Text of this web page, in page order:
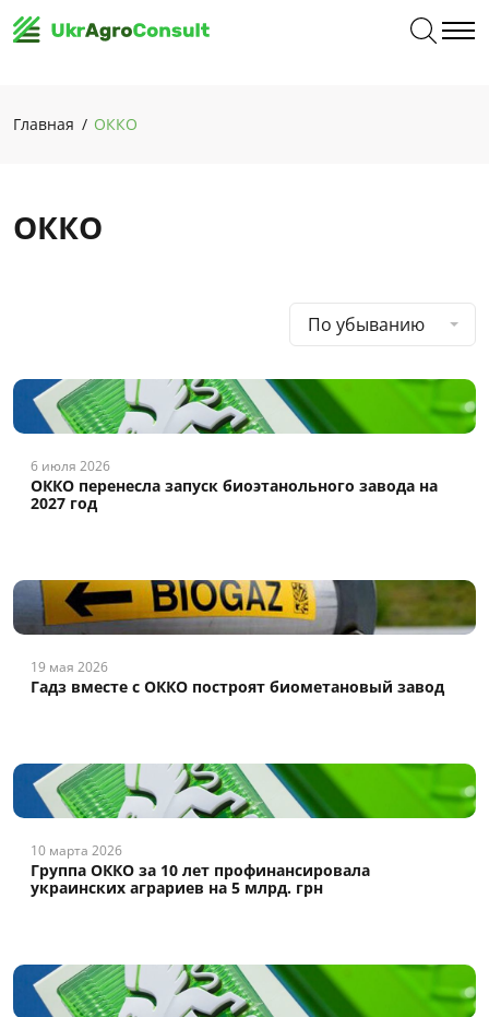
Главная ОККО
ОККО
По убыванию
6 июля 2026
ОККО перенесла запуск биоэтанольного завода на
2027 год
19 мая 2026
Гадз вместе с ОККО построят биометановый завод
10 марта 2026
Группа ОККО за 10 лет профинансировала
украинских аграриев на 5 млрд. грн